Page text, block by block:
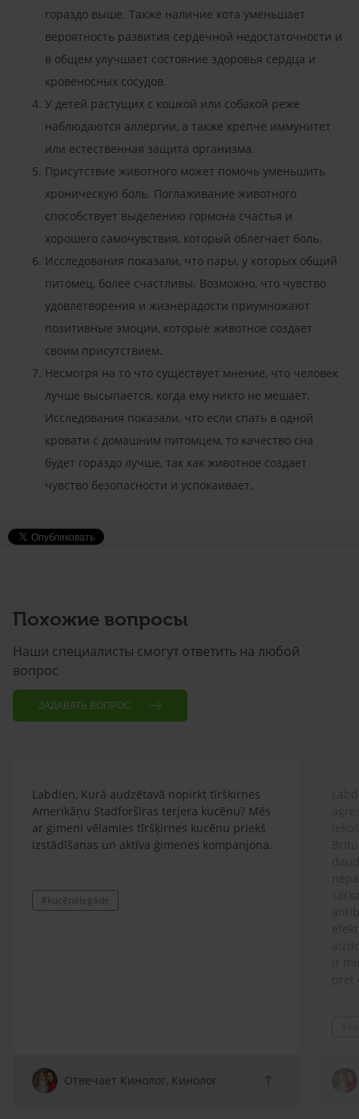
гораздо выше. Также наличие кота уменьшает
вероятность развития сердечной недостаточности и
в общем улучшает состояние здоровья сердца и
кровеносных сосудов.
У детей растущих с кошкой или собакой реже
наблюдаются аллергии, а также крепче иммунитет
или естественная защита организма.
Присутствие животного может помочь уменьшить
хроническую боль. Поглаживание животного
способствует выделению гормона счастья и
хорошего самочувствия, который облегчает боль.
Исследования показали, что пары, у которых общий
питомец, более счастливы. Возможно, что чувство
удовлетворения и жизнерадости приумножают
позитивные эмоции, которые животное создает
своим присутствием.
Несмотря на то что существует мнение, что человек
лучше высыпается, когда ему никто не мешает.
Исследования показали, что если спать в одной
кровати с домашним питомцем, то качество сна
будет гораздо лучше, так как животное создает
чувство безопасности и успокаивает.
Похожие вопросы
Наши специалисты смогут ответить на любой
вопрос
ЗАДАВАТЬ ВОПРОС
Labdien, Kurā audzētavā nopirkt tīršķirnes
Amerikāņu Stadforšīras terjera kucēnu? Mēs
ar ģimeni vēlamies tīršķirnes kucēnu priekš
izstādīšanas un aktīva ģimenes kompanjona.
#kucēnaiegāde
Отвечает Кинолог, Кинолог
arī